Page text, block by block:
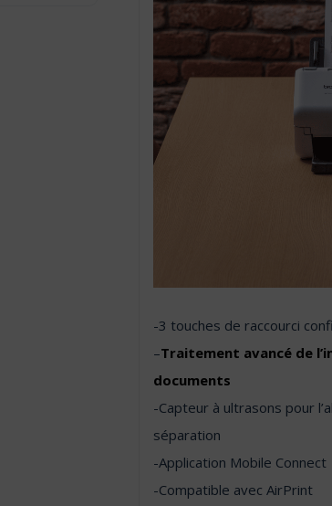
-3 touches de raccourci
–Traitement avancé de
documents
-Capteur à ultrasons pour
séparation
-Application Mobile Connect
-Compatible avec AirPrint